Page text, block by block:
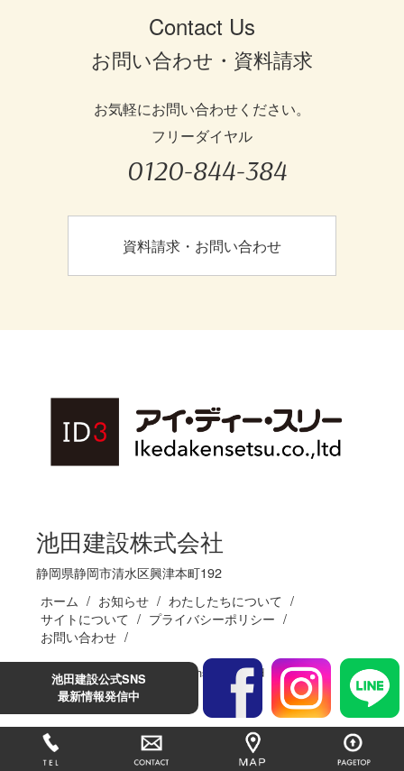
Contact Us
お問い合わせ・資料請求
お気軽にお問い合わせください。
フリーダイヤル
0120-844-384
資料請求・お問い合わせ
池田建設公式SNS
最新情報発信中
池田建設株式会社
静岡県静岡市清水区興津本町192
ホーム
お知らせ
わたしたちについて
サイトについて
プライバシーポリシー
お問い合わせ
(C)Ikedakensetsu.co.,ltd